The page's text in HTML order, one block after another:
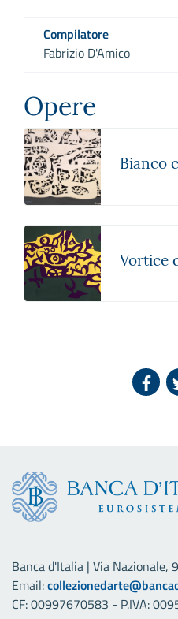
Compilatore
Fabrizio D'Amico
Opere
Bianco
Vortice
Banca d'Italia | Via Nazionale,
Email:
CF: 00997670583 - P.IVA: